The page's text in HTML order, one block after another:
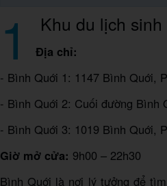
1 Khu du lịch
Địa chỉ:
- Bình Quới 1: 1147 Bình Quới,
- Bình Quới 2: Cuối đường Bình
- Bình Quới 3: 1019 Bình Quới,
Giờ mở cửa: 9h00 – 22h30
Bình Quới là nơi lý tưởng để